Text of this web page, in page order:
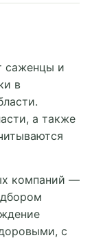
саженцы и
в
а также
компаний —
с